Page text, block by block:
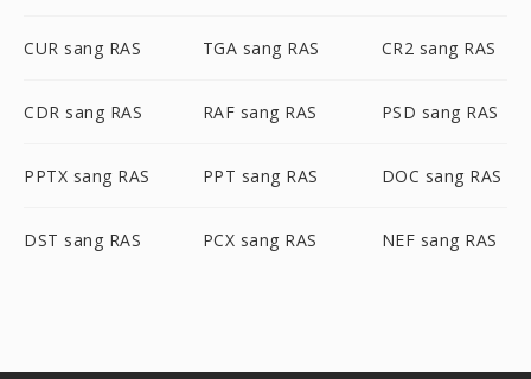
CUR sang RAS TGA sang RAS CR2 sang RAS
CDR sang RAS RAF sang RAS PSD sang RAS
PPTX sang RAS PPT sang RAS DOC sang RAS
DST sang RAS PCX sang RAS NEF sang RAS